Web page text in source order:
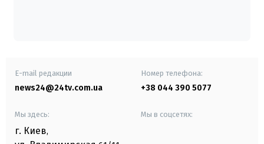
E-mail редакции
news24@24tv.com.ua
Номер телефона:
+38 044 390 5077
Мы здесь:
г. Киев,
Мы в соцсетях: